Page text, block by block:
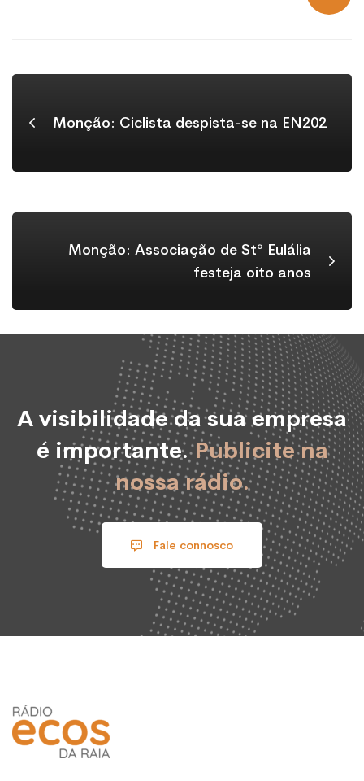
Monção: Ciclista despista-se na EN202
Monção: Associação de Stª Eulália
festeja oito anos
A visibilidade da sua empresa
é importante.Publicite na
nossa rádio.
Fale connosco